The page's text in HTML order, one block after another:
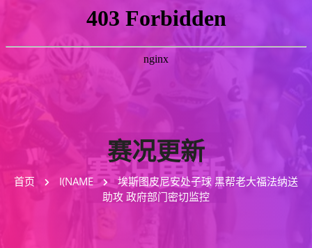
赛况更新
首页 I(NAME
埃斯图皮尼安处子球 黑帮老大福法纳送
助攻 政府部门密切监控